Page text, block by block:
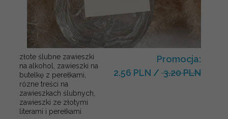
złote ślubne zawieszki
na alkohol, zawieszki na
butelkę z perełkami,
rózne treści na
zawieszkach ślubnych,
zawieszki ze złotymi
literami i perełkami
Promocja:
2.56 PLN / 3.20 PLN